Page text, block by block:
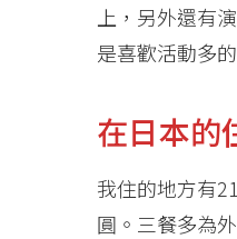
上，另外還有
是喜歡活動多
在日本的
我住的地方有
圓。三餐多為